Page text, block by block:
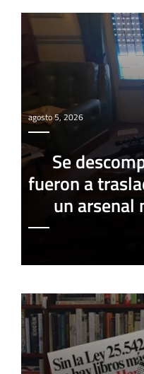
agosto 5, 2026
Se
fueron a
un arsenal